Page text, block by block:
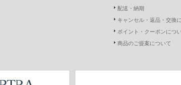
配送・納期
キャンセル・返品・交換
ポイント・クーポンにつ
商品のご提案について